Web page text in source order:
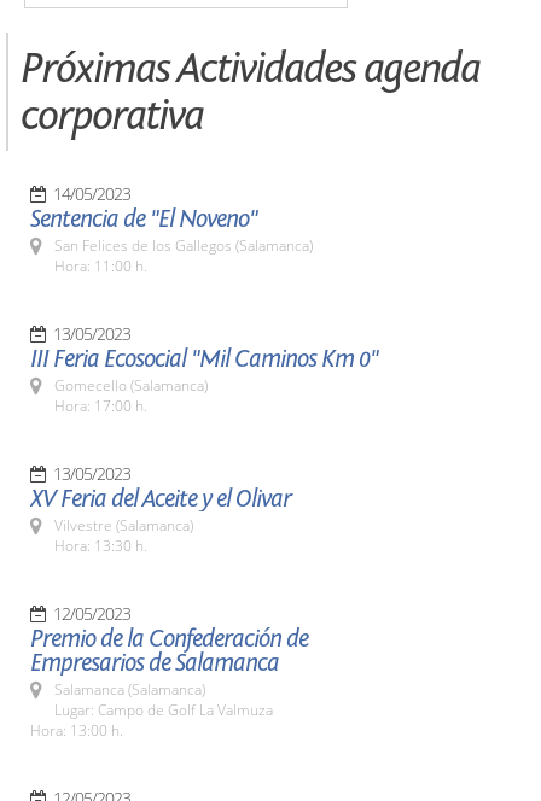
Próximas Actividades agenda
corporativa
14/05/2023
Sentencia de "El Noveno"
San Felices de los Gallegos (Salamanca)
Hora: 11:00 h.
13/05/2023
III Feria Ecosocial "Mil Caminos Km 0"
Gomecello (Salamanca)
Hora: 17:00 h.
13/05/2023
XV Feria del Aceite y el Olivar
Vilvestre (Salamanca)
Hora: 13:30 h.
12/05/2023
Premio de la Confederación de
Empresarios de Salamanca
Salamanca (Salamanca)
Lugar: Campo de Golf La Valmuza
Hora: 13:00 h.